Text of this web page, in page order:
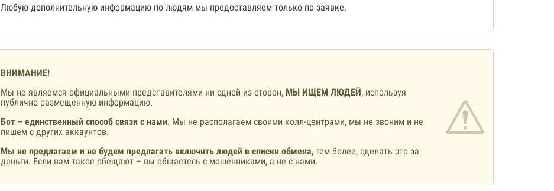
Любую дополнительную информацию по людям мы предоставляем только по заявке.
ВНИМАНИЕ!
Мы не являемся официальными представителями ни одной из сторон, МЫ ИЩЕМ ЛЮДЕЙ, используя
публично размещенную информацию.
Бот – единственный способ связи с нами. Мы не располагаем своими колл-центрами, мы не звоним и не
пишем с других аккаунтов.
Мы не предлагаем и не будем предлагать включить людей в списки обмена, тем более, сделать это за
деньги. Если вам такое обещают – вы общаетесь с мошенниками, а не с нами.